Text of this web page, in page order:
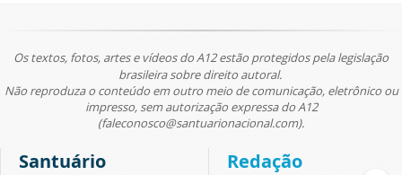
Os textos, fotos, artes e vídeos do A12 estão protegidos pela legislação
brasileira sobre direito autoral.
Não reproduza o conteúdo em outro meio de comunicação, eletrônico ou
impresso, sem autorização expressa do A12
(faleconosco@santuarionacional.com).
Santuário Redação